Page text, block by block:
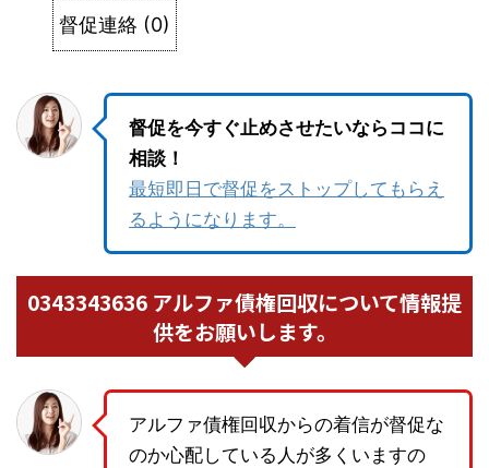
督促連絡 (0)
督促を今すぐ止めさせたいならココに
相談！
最短即日で督促をストップしてもらえ
るようになります。
0343343636 アルファ債権回収について情報提
供をお願いします。
アルファ債権回収からの着信が督促な
のか心配している人が多くいますの